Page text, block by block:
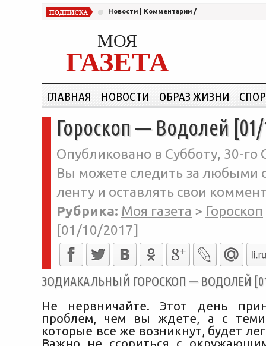
Новости Комментарии /
МОЯ
ГАЗЕТА
ГЛАВНАЯ НОВОСТИ ОБРАЗ ЖИЗНИ
Гороскоп — Водолей
Опубликовано в Субботу, 30-го
Вы можете следить за любыми
ленту и оставлять свои
Рубрика: Моя газета > Гороскоп
[01/10/2017]
ЗОДИАКАЛЬНЫЙ ГОРОСКОП — ВОДОЛЕЙ
Не нервничайте. Этот день
проблем, чем вы ждете, а с теми
которые все же возникнут, будет